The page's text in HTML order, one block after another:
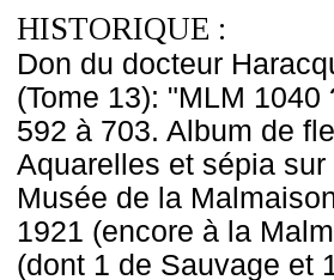
HISTORIQUE :
Don du docteur
(Tome 13): "MLM
592 à 703. Album de
Aquarelles et sépia
Musée de la
1921 (encore à la
(dont 1 de Sauvage et